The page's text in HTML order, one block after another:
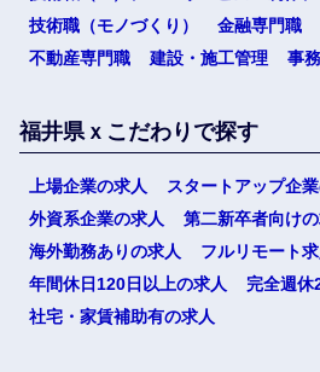
技術職（モノづくり）
金融専門職
不動産専門職
建設・施工管理 事
福井県ｘこだわりで探す
上場企業の求人
スタートアップ企
外資系企業の求人
第二新卒者向け
海外勤務ありの求人
フルリモート求
年間休日120日以上の求人
完全週休
社宅・家賃補助有の求人